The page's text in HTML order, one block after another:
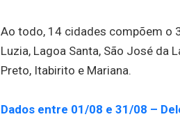
Ao todo, 14 cidades compõem o
Luzia, Lagoa Santa, São José da
Preto, Itabirito e Mariana.
Dados entre 01/08 e 31/08 –